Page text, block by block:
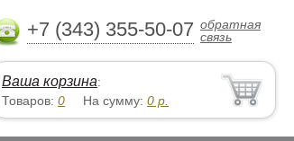
+7 (343) 355-50-07 обратная
связь
Ваша корзина:
Товаров: 0 На сумму: 0 р.